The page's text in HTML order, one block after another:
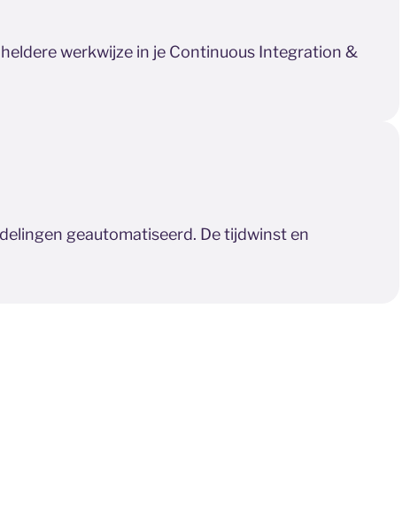
werkwijze in je Continuous Integration &
geautomatiseerd. De tijdwinst en